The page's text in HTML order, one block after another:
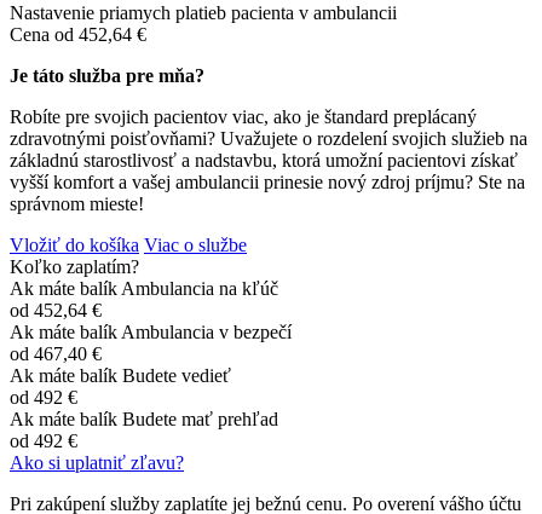
Nastavenie priamych platieb pacienta v ambulancii
Cena od 452,64 €
Je táto služba pre mňa?
Robíte pre svojich pacientov viac, ako je štandard preplácaný
zdravotnými poisťovňami? Uvažujete o rozdelení svojich služieb na
základnú starostlivosť a nadstavbu, ktorá umožní pacientovi získať
vyšší komfort a vašej ambulancii prinesie nový zdroj príjmu? Ste na
správnom mieste!
Vložiť do košíka Viac o službe
Koľko zaplatím?
Ak máte balík Ambulancia na kľúč
od 452,64 €
Ak máte balík Ambulancia v bezpečí
od 467,40 €
Ak máte balík Budete vedieť
od 492 €
Ak máte balík Budete mať prehľad
od 492 €
Ako si uplatniť zľavu?
Pri zakúpení služby zaplatíte jej bežnú cenu. Po overení vášho účtu